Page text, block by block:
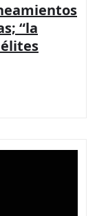
“la